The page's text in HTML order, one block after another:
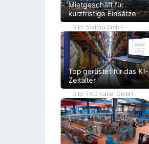
Mietgeschäft für
kurzfristige Einsätze
Bild: Stabau GmbH
Top gerüstet für das KI-
Zeitalter
Bild: TKD Kabel GmbH